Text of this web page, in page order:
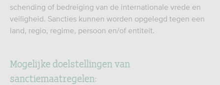
schending of bedreiging van de internationale vrede en
veiligheid. Sancties kunnen worden opgelegd tegen een
land, regio, regime, persoon en/of entiteit.
Mogelijke doelstellingen van
sanctiemaatregelen: